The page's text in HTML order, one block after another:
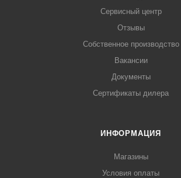
Сервисный центр
Отзывы
Собственное производство
Вакансии
Документы
Сертификаты дилера
ИНФОРМАЦИЯ
Магазины
Условия оплаты